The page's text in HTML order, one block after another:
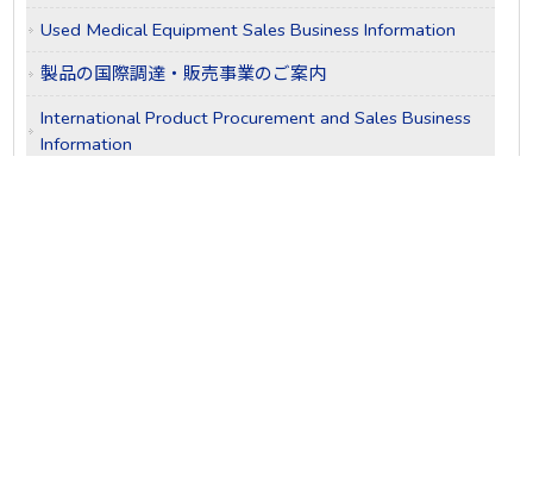
Used Medical Equipment Sales Business Information
製品の国際調達・販売事業のご案内
International Product Procurement and Sales Business
Information